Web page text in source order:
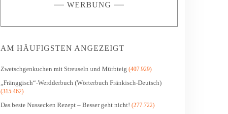
WERBUNG
AM HÄUFIGSTEN ANGEZEIGT
Zwetschgenkuchen mit Streuseln und Mürbteig (407.929)
„Fränggisch“-Werdderbuch (Wörterbuch Fränkisch-Deutsch)
(315.462)
Das beste Nussecken Rezept – Besser geht nicht! (277.722)